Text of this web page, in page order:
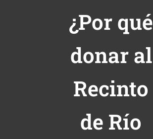
¿Por qué
donar al
Recinto
de Río